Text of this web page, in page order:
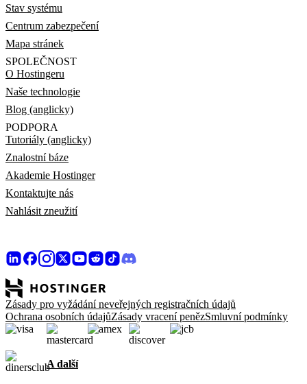
Stav systému
Centrum zabezpečení
Mapa stránek
SPOLEČNOST
O Hostingeru
Naše technologie
Blog (anglicky)
PODPORA
Tutoriály (anglicky)
Znalostní báze
Akademie Hostinger
Kontaktujte nás
Nahlásit zneužití
Zásady pro vyžádání neveřejných registračních údajů
Ochrana osobních údajůZásady vracení penězSmluvní podmínky
A další